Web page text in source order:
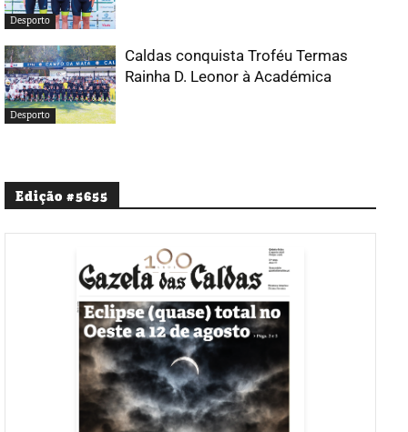
Desporto
Desporto
Caldas conquista Troféu Termas
Rainha D. Leonor à Académica
Edição #5655